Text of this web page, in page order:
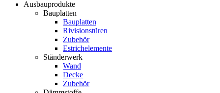
Ausbauprodukte
Bauplatten
Bauplatten
Rivisionstüren
Zubehör
Estrichelemente
Ständerwerk
Wand
Decke
Zubehör